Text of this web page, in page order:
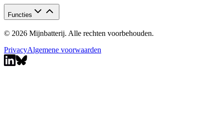
Functies
© 2026 Mijnbatterij. Alle rechten voorbehouden.
PrivacyAlgemene voorwaarden